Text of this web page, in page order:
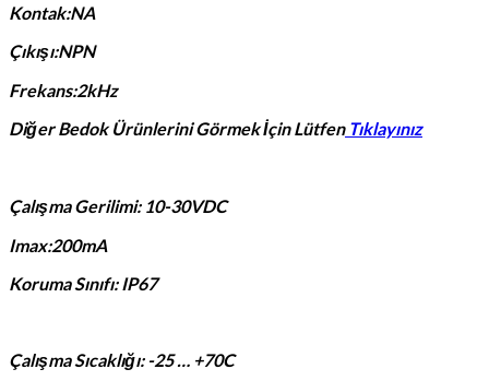
Kontak:NA
Çıkışı:NPN
Frekans:2kHz
Diğer Bedok Ürünlerini Görmek İçin LütfenTıklayınız
Çalışma Gerilimi: 10-30VDC
Imax:200mA
Koruma Sınıfı: IP67
Çalışma Sıcaklığı: -25 … +70C